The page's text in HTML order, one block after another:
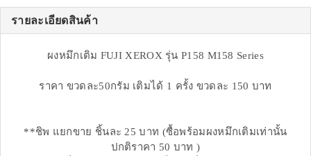
รายละเอียดสินค้า
ผงหมึกเติม FUJI XEROX รุ่น P158 M158 Series
ราคา ขวดละ50กรัม เติมได้ 1 ครั้ง ขวดละ 150 บาท
**ชิพ แยกขาย ชิ้นละ 25 บาท (ซื้อพร้อมผงหมึกเติมเท่านั้น
ปกติราคา 50 บาท )